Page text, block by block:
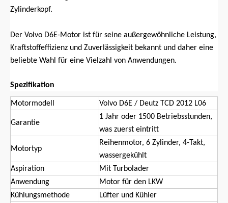
Zylinderkopf.
Der Volvo D6E-Motor ist für seine außergewöhnliche Leistung,
Kraftstoffeffizienz und Zuverlässigkeit bekannt und daher eine
beliebte Wahl für eine Vielzahl von Anwendungen.
Spezifikation
Motormodell Volvo D6E / Deutz TCD 2012 L06
Garantie
1 Jahr oder 1500 Betriebsstunden,
was zuerst eintritt
Motortyp
Reihenmotor, 6 Zylinder, 4-Takt,
wassergekühlt
Aspiration
Mit Turbolader
Anwendung
Motor für den LKW
Kühlungsmethode
Lüfter und Kühler